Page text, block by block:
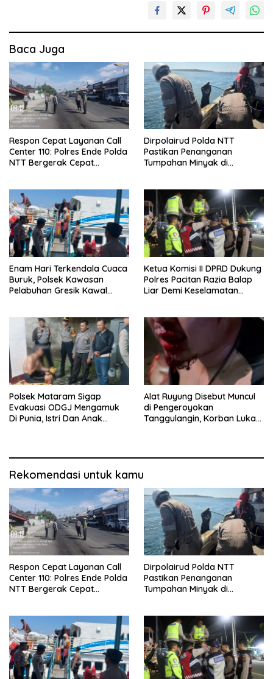
Baca Juga
Respon Cepat Layanan Call
Center 110: Polres Ende Polda
NTT Bergerak Cepat
Dirpolairud Polda NTT
Pastikan Penanganan
Tumpahan Minyak di
Bersama Instansi Terkait
Enam Hari Terkendala Cuaca
Buruk, Polsek Kawasan
Pelabuhan Gresik Kawal
Ketua Komisi II DPRD Dukung
Polres Pacitan Razia Balap
Liar Demi Keselamatan
Polsek Mataram Sigap
Evakuasi ODGJ Mengamuk
Di Punia, Istri Dan Anak
Alat Ruyung Disebut Muncul
di Pengeroyokan
Tanggulangin, Korban Luka
Rekomendasi untuk kamu
Respon Cepat Layanan Call
Center 110: Polres Ende Polda
NTT Bergerak Cepat
Dirpolairud Polda NTT
Pastikan Penanganan
Tumpahan Minyak di
Bersama Instansi Terkait